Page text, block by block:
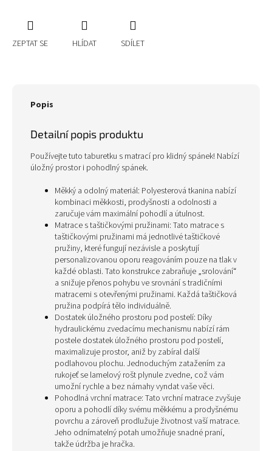
ZEPTAT SE HLÍDAT SDÍLET
Popis
Detailní popis produktu
Používejte tuto taburetku s matrací pro klidný spánek! Nabízí
úložný prostor i pohodlný spánek.
Měkký a odolný materiál: Polyesterová tkanina nabízí
kombinaci měkkosti, prodyšnosti a odolnosti a
zaručuje vám maximální pohodlí a útulnost.
Matrace s taštičkovými pružinami: Tato matrace s
taštičkovými pružinami má jednotlivé taštičkové
pružiny, které fungují nezávisle a poskytují
personalizovanou oporu reagováním pouze na tlak v
každé oblasti. Tato konstrukce zabraňuje „srolování“
a snižuje přenos pohybu ve srovnání s tradičními
matracemi s otevřenými pružinami. Každá taštičková
pružina podpírá tělo individuálně.
Dostatek úložného prostoru pod postelí: Díky
hydraulickému zvedacímu mechanismu nabízí rám
postele dostatek úložného prostoru pod postelí,
maximalizuje prostor, aniž by zabíral další
podlahovou plochu. Jednoduchým zatažením za
rukojeť se lamelový rošt plynule zvedne, což vám
umožní rychle a bez námahy vyndat vaše věci.
Pohodlná vrchní matrace: Tato vrchní matrace zvyšuje
oporu a pohodlí díky svému měkkému a prodyšnému
povrchu a zároveň prodlužuje životnost vaší matrace.
Jeho odnímatelný potah umožňuje snadné praní,
takže údržba je hračka.